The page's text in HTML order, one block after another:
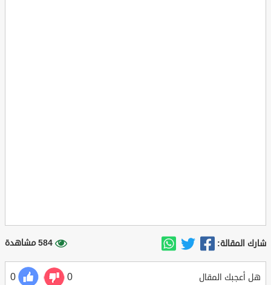
شارك المقالة: 584 مشاهدة
هل أعجبك المقال 0
0